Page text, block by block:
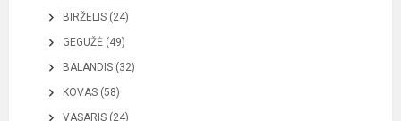
BIRŽELIS (24)
GEGUŽĖ (49)
BALANDIS (32)
KOVAS (58)
VASARIS (24)